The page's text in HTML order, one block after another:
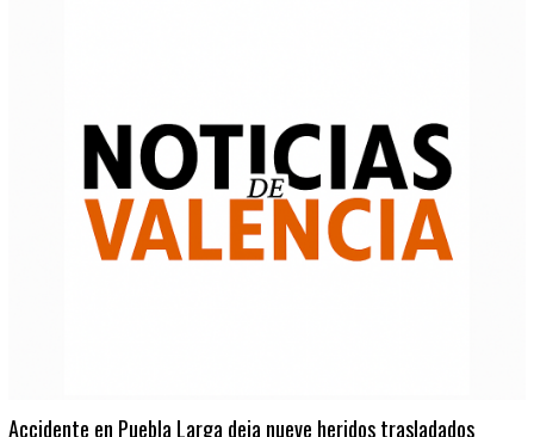
Accidente en Puebla Larga deja nueve heridos trasladados